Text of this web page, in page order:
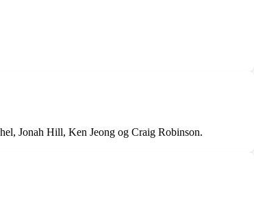
Jonah Hill, Ken Jeong og Craig Robinson.